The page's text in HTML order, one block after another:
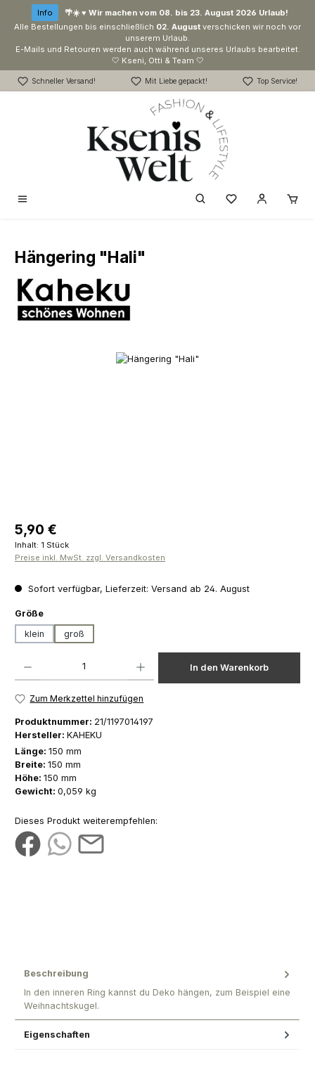
Zum Hauptinhalt springen
Info
🌴☀️ ♥ Wir machen vom 08. bis 23. August 2026 Urlaub!
Alle Bestellungen bis einschließlich 02. August verschicken wir noch vor
unserem Urlaub.
E-Mails und Retouren werden auch während unseres Urlaubs bearbeitet.
🤍 Kseni, Otti & Team 🤍
Schneller Versand! Mit Liebe gepackt! Top Service!
Du hast 0
Hängering "Hali"
Bildergalerie überspringen
Regulärer Preis:
5,90 €
Inhalt: 1 Stück
Preise inkl. MwSt. zzgl. Versandkosten
Sofort verfügbar, Lieferzeit: Versand ab 24. August
Größeauswählen
klein
groß
In den Warenkorb
Zum Merkzettel hinzufügen
Produktnummer: 21/1197014197
Hersteller: KAHEKU
Länge: 150 mm
Breite: 150 mm
Höhe: 150 mm
Gewicht: 0,059 kg
Dieses Produkt weiterempfehlen:
Beschreibung
In den inneren Ring kannst du Deko hängen, zum Beispiel eine
Weihnachtskugel.
Eigenschaften